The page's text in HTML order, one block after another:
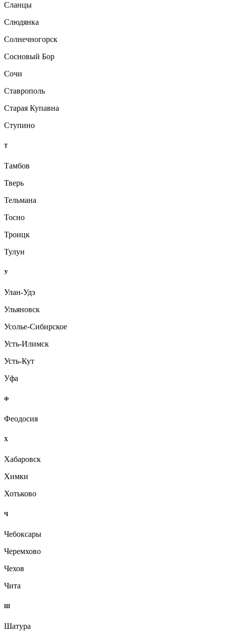
Сланцы
Слюдянка
Солнечногорск
Сосновый Бор
Сочи
Ставрополь
Старая Купавна
Ступино
Т
Тамбов
Тверь
Тельмана
Тосно
Троицк
Тулун
У
Улан-Удэ
Ульяновск
Усолье-Сибирское
Усть-Илимск
Усть-Кут
Уфа
Ф
Феодосия
Х
Хабаровск
Химки
Хотьково
Ч
Чебоксары
Черемхово
Чехов
Чита
Ш
Шатура